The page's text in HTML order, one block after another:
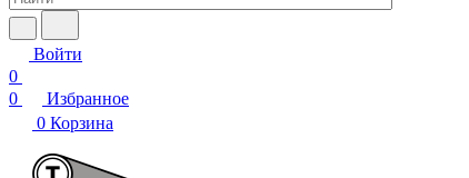
Войти
0
0
Избранное
0 Корзина